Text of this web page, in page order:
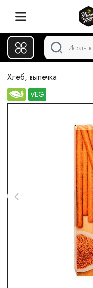
Хлеб, выпечка
VEG